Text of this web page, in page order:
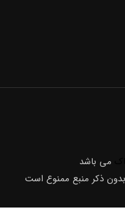
می باشد
ذکر منبع ممنوع است